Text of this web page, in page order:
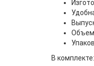
В комплекте: